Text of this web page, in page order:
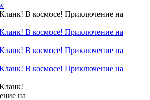
В космосе! Приключение на